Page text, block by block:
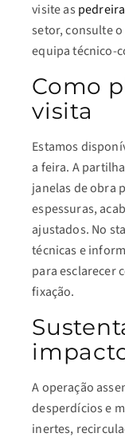
visite as
setor, consulte o
equipa técnico-
Como
visita
Estamos
a feira. A
janelas de obra
espessuras,
ajustados. No
técnicas e
para esclarecer
fixação.
A operação
desperdícios e
inertes,